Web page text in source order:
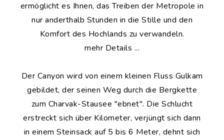
ermöglicht es Ihnen, das Treiben der Metropole in
nur anderthalb Stunden in die Stille und den
Komfort des Hochlands zu verwandeln.
mehr Details ...
Der Canyon wird von einem kleinen Fluss Gulkam
gebildet, der seinen Weg durch die Bergkette
zum Charvak-Stausee "ebnet". Die Schlucht
erstreckt sich über Kilometer, verjüngt sich dann
in einem Steinsack auf 5 bis 6 Meter, dehnt sich